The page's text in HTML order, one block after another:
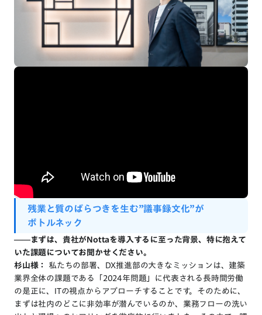
残業 と質のばらつき を生む”議事録文化”が
ボトルネック
――まずは、貴社がNottaを導入するに至った背景、特に抱えて
いた課題についてお聞かせください。
杉山様：
私たちの部署、DX推進部の大きなミッションは、建築
業界全体の課題である「2024年問題」に代表される長時間労働
の是正に、ITの視点からアプローチすることです。そのために、
まずは社内のどこに非効率が潜んでいるのか、業務フローの洗い